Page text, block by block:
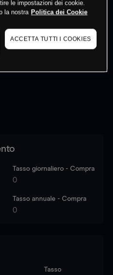
Tasso giornaliero - Compra
0
Tasso annuale - Compra
0
Tasso
le impostazioni dei cookie.
la nostra Politica dei Cookie
ACCETTA TUTTI I COOKIES